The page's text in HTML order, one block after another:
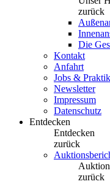
zurück
Die
Kontakt
Anfahrt
Jobs &
Newsletter
Impressum
Datenschutz
Entdecken
Entdecken
zurück
zurück